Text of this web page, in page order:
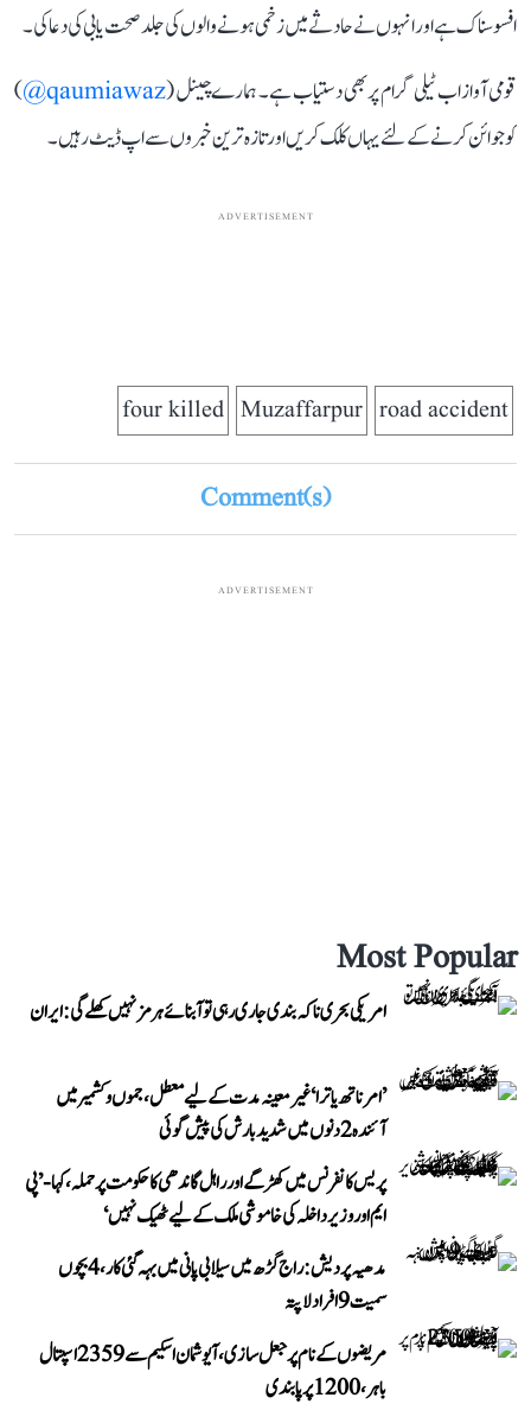
افسوسناک ہے اور انہوں نے حادثے میں زخمی ہونے والوں کی جلد صحت یابی کی دعا کی۔
قومی آواز اب ٹیلی گرام پر بھی دستیاب ہے۔ ہمارے چینل (qaumiawaz@
)
کو جوائن کرنے کے لئے یہاں کلک کریں اور تازہ ترین خبروں سے اپ ڈیٹ رہیں۔
ADVERTISEMENT
road accident
Muzaffarpur
four killed
Comment(s)
ADVERTISEMENT
Most Popular
امریکی بحری ناکہ بندی جاری رہی تو آبنائے ہرمز نہیں کھلے گی: ایران
’امرناتھ یاترا‘ غیر معینہ مدت کے لیے معطل، جموں و کشمیر میں
آئندہ 2 دنوں میں شدید بارش کی پیش گوئی
پریس کانفرنس میں کھڑگے اور راہل گاندھی کا حکومت پر حملہ، کہا- ’پی
ایم اور وزیر داخلہ کی خاموشی ملک کے لیے ٹھیک نہیں‘
مدھیہ پردیش: راج گڑھ میں سیلابی پانی میں بہہ گئی کار، 4 بچوں
سمیت 9 افراد لاپتہ
مریضوں کے نام پر جعل سازی، آیوشمان اسکیم سے 2359 اسپتال
باہر، 1200 پر پابندی